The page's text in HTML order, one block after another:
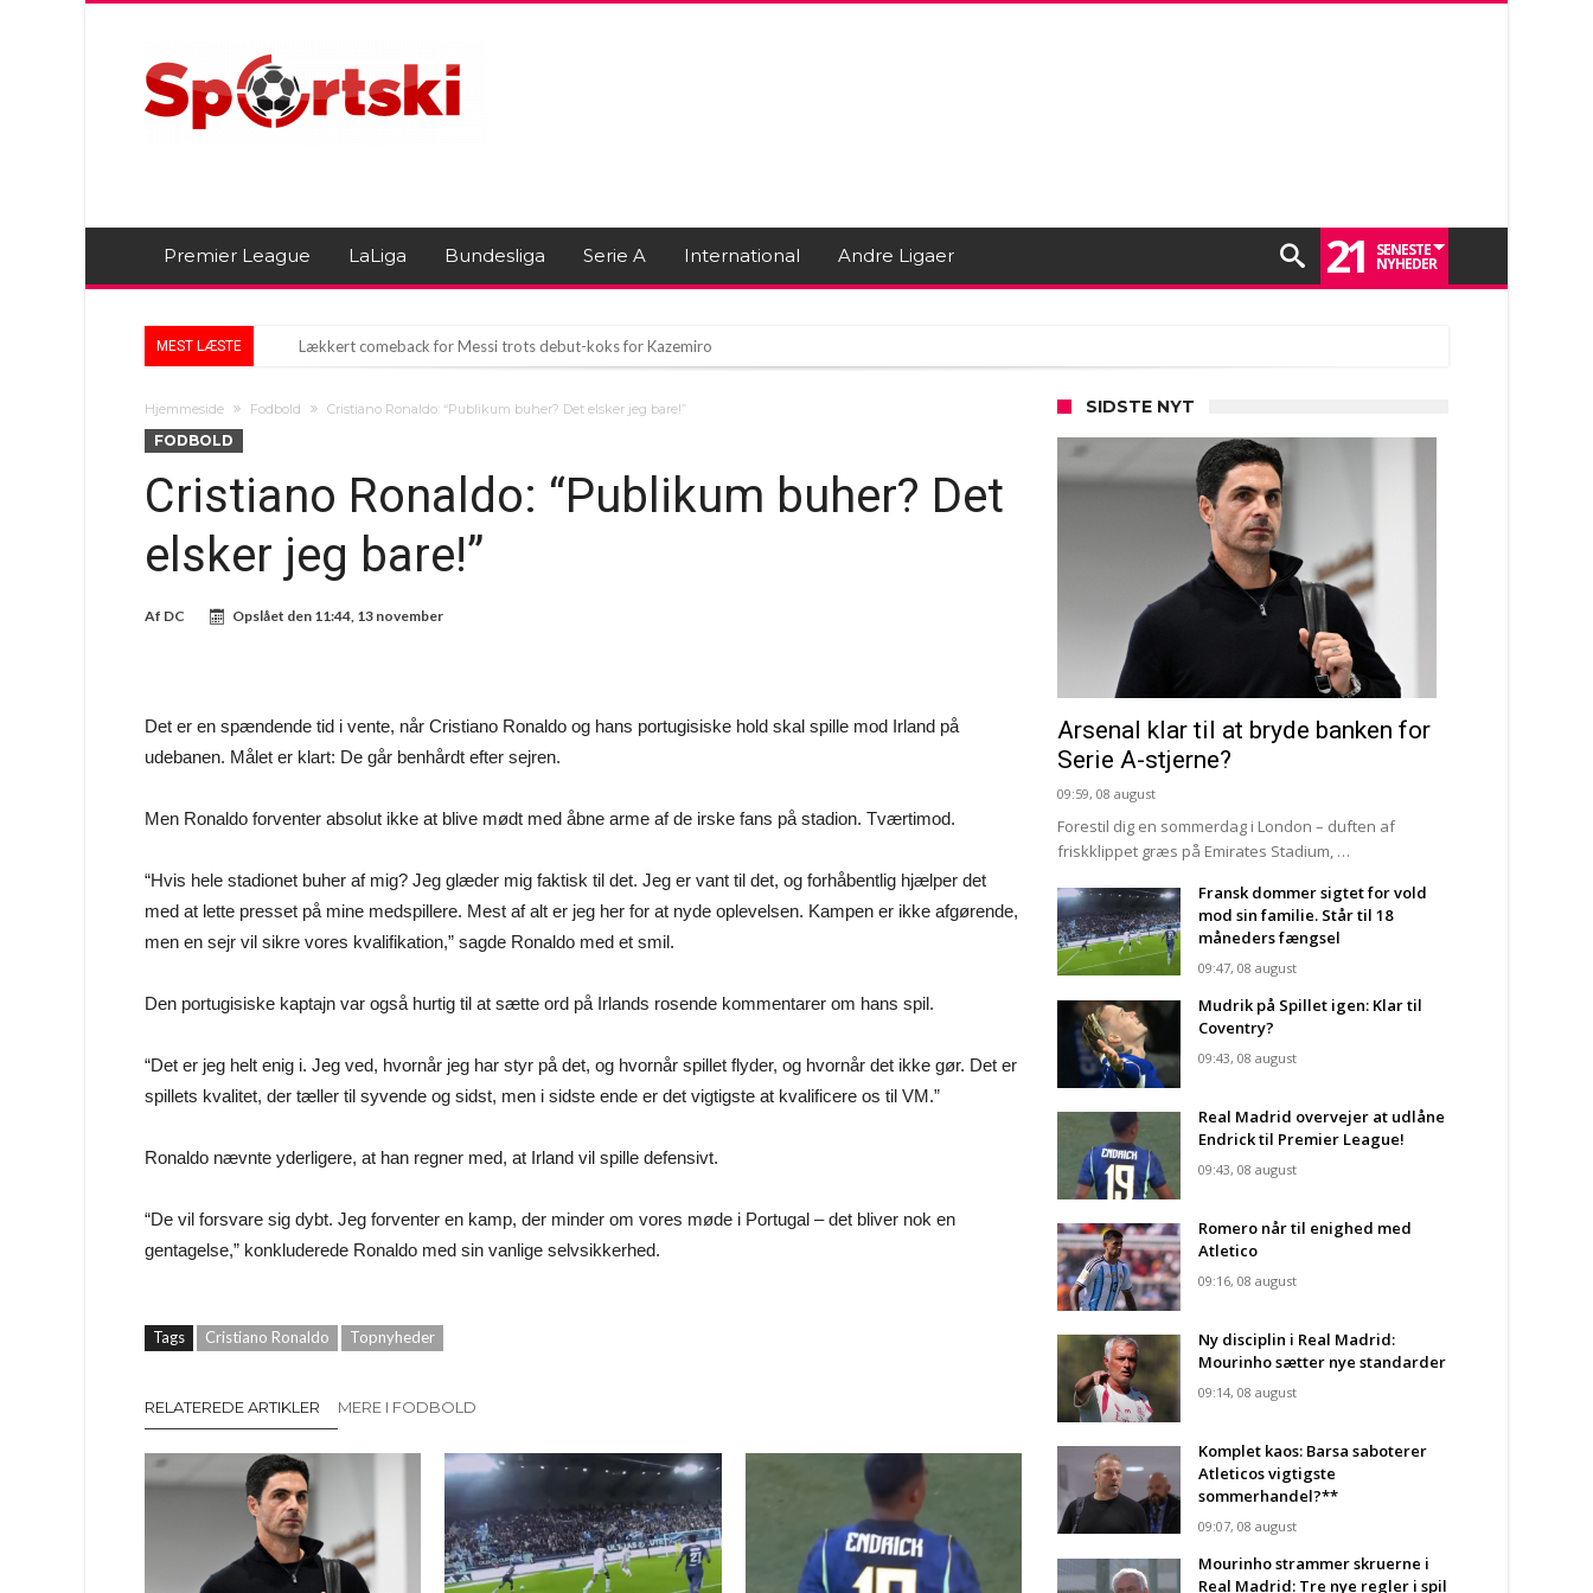
Premier League LaLiga Bundesliga Serie A International Andre Ligaer 21 SENESTE
NYHEDER
MEST LÆSTE Lækkert comeback for Messi trots debut-koks for Kazemiro
Hjemmeside Fodbold Cristiano Ronaldo: “Publikum buher? Det elsker jeg bare!”
FODBOLD
Cristiano Ronaldo: “Publikum buher? Det
elsker jeg bare!”
Af DC Opslået den 11:44, 13 november
Det er en spændende tid i vente, når Cristiano Ronaldo og hans portugisiske hold skal spille mod Irland på
udebanen. Målet er klart: De går benhårdt efter sejren.
Men Ronaldo forventer absolut ikke at blive mødt med åbne arme af de irske fans på stadion. Tværtimod.
“Hvis hele stadionet buher af mig? Jeg glæder mig faktisk til det. Jeg er vant til det, og forhåbentlig hjælper det
med at lette presset på mine medspillere. Mest af alt er jeg her for at nyde oplevelsen. Kampen er ikke afgørende,
men en sejr vil sikre vores kvalifikation,” sagde Ronaldo med et smil.
Den portugisiske kaptajn var også hurtig til at sætte ord på Irlands rosende kommentarer om hans spil.
“Det er jeg helt enig i. Jeg ved, hvornår jeg har styr på det, og hvornår spillet flyder, og hvornår det ikke gør. Det er
spillets kvalitet, der tæller til syvende og sidst, men i sidste ende er det vigtigste at kvalificere os til VM.”
Ronaldo nævnte yderligere, at han regner med, at Irland vil spille defensivt.
“De vil forsvare sig dybt. Jeg forventer en kamp, der minder om vores møde i Portugal – det bliver nok en
gentagelse,” konkluderede Ronaldo med sin vanlige selvsikkerhed.
Tags Cristiano Ronaldo Topnyheder
RELATEREDE ARTIKLER MERE I FODBOLD
SIDSTE NYT
Arsenal klar til at bryde banken for
Serie A-stjerne?
09:59, 08 august
Forestil dig en sommerdag i London – duften af
friskklippet græs på Emirates Stadium, …
Fransk dommer sigtet for vold
mod sin familie. Står til 18
måneders fængsel
09:47, 08 august
Mudrik på Spillet igen: Klar til
Coventry?
09:43, 08 august
Real Madrid overvejer at udlåne
Endrick til Premier League!
09:43, 08 august
Romero når til enighed med
Atletico
09:16, 08 august
Ny disciplin i Real Madrid:
Mourinho sætter nye standarder
09:14, 08 august
Komplet kaos: Barsa saboterer
Atleticos vigtigste
sommerhandel?**
09:07, 08 august
Mourinho strammer skruerne i
Real Madrid: Tre nye regler i spil